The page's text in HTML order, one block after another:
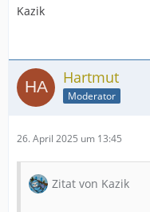
Kazik
Hartmut
Moderator
26. April 2025 um 13:45
Zitat von Kazik